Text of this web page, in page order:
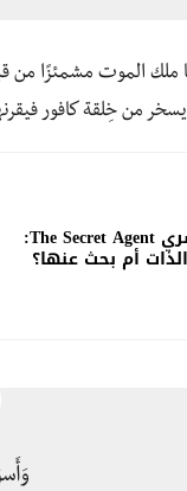
ملك الموت مشمئزًا من
من خِلقة كافور
العميل السري The Secret Agent:
أم بحث عنها؟